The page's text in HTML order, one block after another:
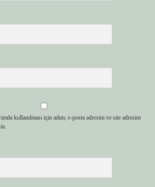
kullanılması için adım, e-posta adresim ve site adresim